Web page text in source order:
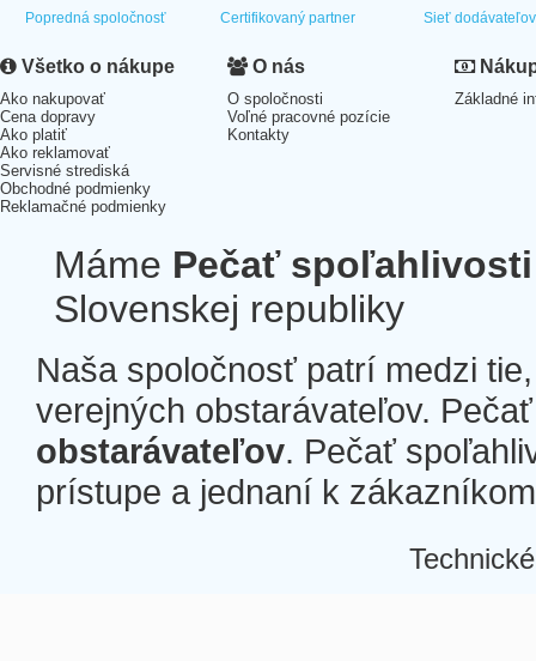
Popredná spoločnosť Certifikovaný partner Sieť dodávateľov
Všetko o nákupe
Ako nakupovať
Cena dopravy
Ako platiť
Ako reklamovať
Servisné strediská
Obchodné podmienky
Reklamačné podmienky
O nás
O spoločnosti
Voľné pracovné pozície
Kontakty
Základné
Máme Pečať spoľahlivosti
Slovenskej republiky
Naša spoločnosť patrí medzi
verejných obstarávateľov.
obstarávateľov. Pečať
prístupe a jednaní k